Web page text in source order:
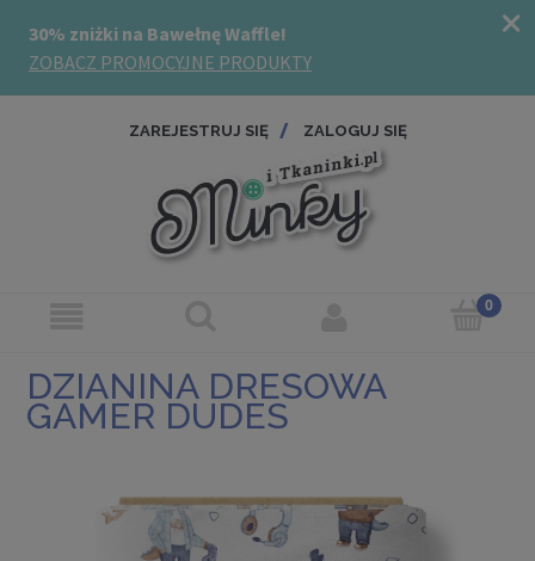
ZAREJESTRUJ SIĘ ZALOGUJ SIĘ
DZIANINA DRESOWA
GAMER DUDES